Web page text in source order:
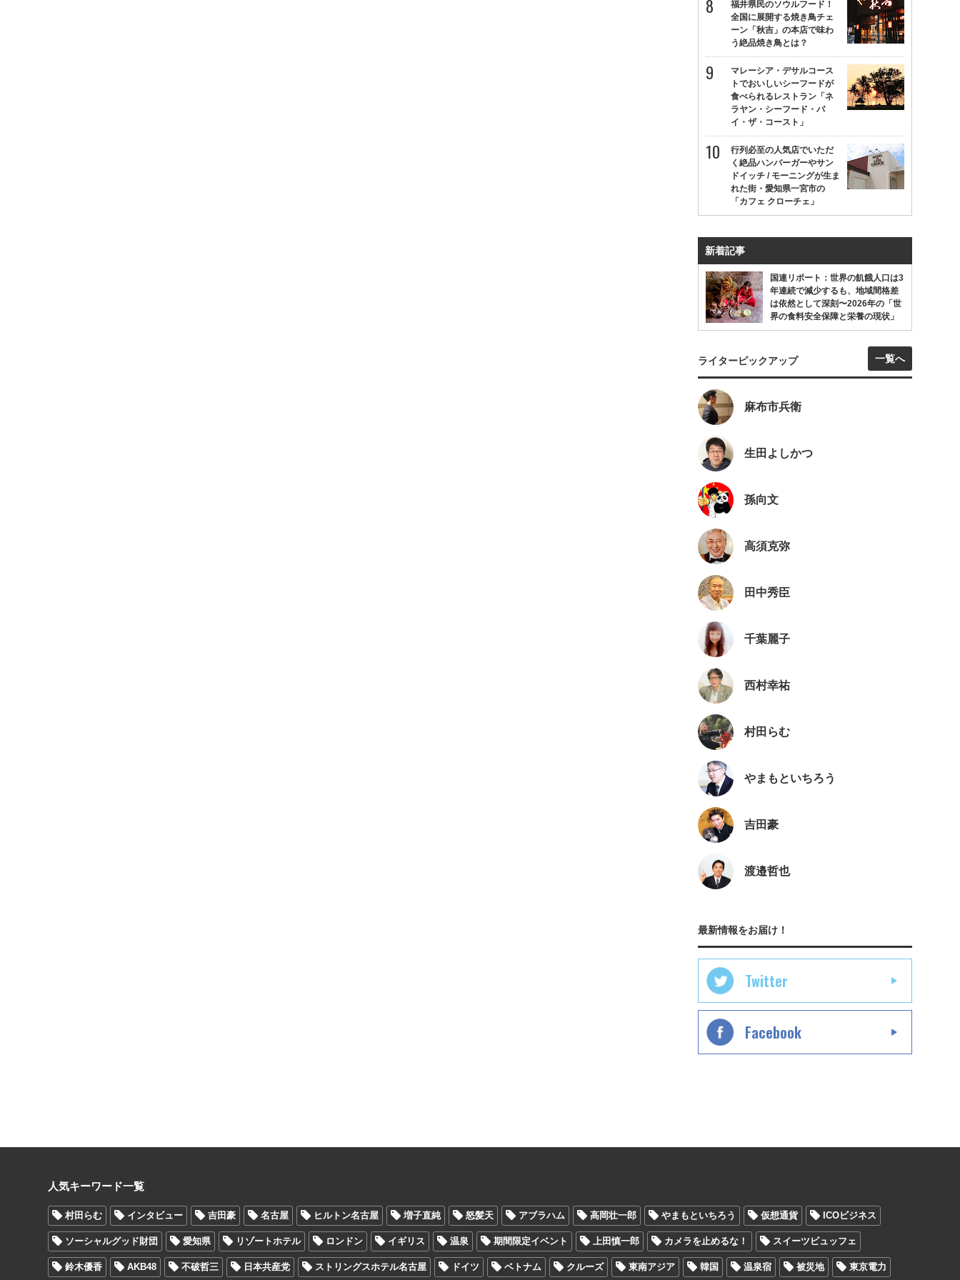
福井県民のソウルフード！
全国に展開する焼き鳥チェ
ーン「秋吉」の本店で味わ
う絶品焼き鳥とは？
マレーシア・デサルコース
トでおいしいシーフードが
食べられるレストラン「ネ
ラヤン・シーフード・バ
イ・ザ・コースト」
行列必至の人気店でいただ
く絶品ハンバーガーやサン
ドイッチ / モーニングが生ま
れた街・愛知県一宮市の
「カフェ クローチェ」
新着記事
国連リポート：世界の飢餓人口は3
年連続で減少するも、地域間格差
は依然として深刻〜2026年の「世
界の食料安全保障と栄養の現状」
ライターピックアップ 一覧へ
麻布市兵衛
生田よしかつ
孫向文
高須克弥
田中秀臣
千葉麗子
西村幸祐
村田らむ
やまもといちろう
吉田豪
渡邉哲也
最新情報をお届け！
Twitter
Facebook
人気キーワード一覧
村田らむ インタビュー 吉田豪 名古屋 ヒルトン名古屋 増子直純 怒髪天 アブラハム 高岡壮一郎 やまもといちろう 仮想通貨 ICOビジネス
ソーシャルグッド財団 愛知県 リゾートホテル ロンドン イギリス 温泉 期間限定イベント 上田慎一郎 カメラを止めるな！ スイーツビュッフェ
鈴木優香 AKB48 不破哲三 日本共産党 ストリングスホテル名古屋 ドイツ ベトナム クルーズ 東南アジア 韓国 温泉宿 被災地 東京電力